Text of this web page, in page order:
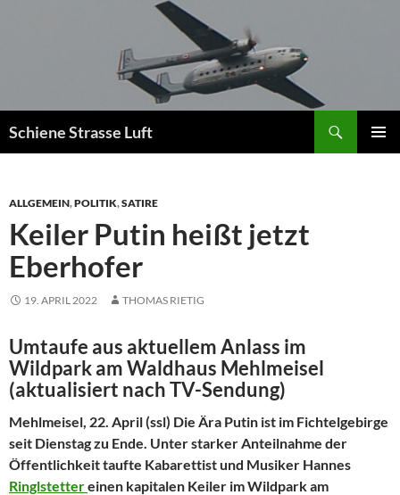
Schiene Strasse Luft
ALLGEMEIN,POLITIK,SATIRE
Keiler Putin heißt jetzt
Eberhofer
19. APRIL 2022 THOMAS RIETIG
Umtaufe aus aktuellem Anlass im
Wildpark am Waldhaus Mehlmeisel
(aktualisiert nach TV-Sendung)
Mehlmeisel, 22. April (ssl) Die Ära Putin ist im Fichtelgebirge
seit Dienstag zu Ende. Unter starker Anteilnahme der
Öffentlichkeit taufte Kabarettist und Musiker Hannes
Ringlstettereinen kapitalen Keiler im Wildpark am